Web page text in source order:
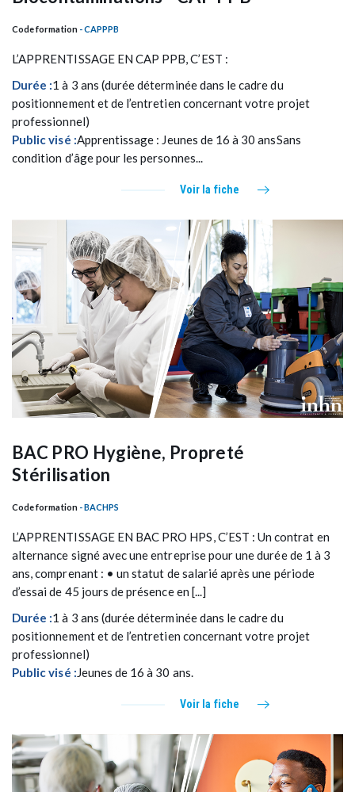
Code formation- CAPPPB
L’APPRENTISSAGE EN CAP PPB, C’EST :
Durée :1 à 3 ans (durée déterminée dans le cadre du
positionnement et de l’entretien concernant votre projet
professionnel)
Public visé :Apprentissage : Jeunes de 16 à 30 ansSans
condition d’âge pour les personnes...
Voir la fiche
BAC PRO Hygiène, Propreté
Stérilisation
Code formation- BACHPS
L’APPRENTISSAGE EN BAC PRO HPS, C’EST : Un contrat en
alternance signé avec une entreprise pour une durée de 1 à 3
ans, comprenant : • un statut de salarié après une période
d’essai de 45 jours de présence en [...]
Durée :1 à 3 ans (durée déterminée dans le cadre du
positionnement et de l’entretien concernant votre projet
professionnel)
Public visé :Jeunes de 16 à 30 ans.
Voir la fiche